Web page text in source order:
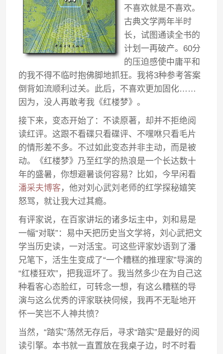
不喜欢就是不喜欢。
古典文学两年半时
长，试图通读全书的
计划一再破产。60分
的压迫感使中庸平和
的我不得不临时抱佛脚地抓狂。我将3种参考答案
倒背如流顺利过关。此后，不喜欢更加固化……
因为，没人再敢考我《红楼梦》。
接下来，变态开始了：不读原著，却并不拒绝阅
读红评。这跟不看碟只看碟评、不嘿咻只看毛片
的情形差不多。不过如此变态并非主动，而是被
动。《红楼梦》乃至红学的热浪是一个长达数十
年的盛暑，你想避暑谈何容易？比如，今早闲看
潘采夫博客 ，他对刘心武刘老师的红学探秘嬉笑
怒骂，就让我大过其瘾。
有评家说，在百家讲坛的诸多坛主中，刘和易是
一幅“对联”：易中天把历史当文学将，刘心武把文
学当历史读，一对活宝。可这些评家妙语到了潘
兄笔下，活生生变成了“一个糟糕的推理家”导演的
“红楼狂欢”，把我逗坏了。我当然多少在为自己这
种看客心态脸红，可转念一想，有这么糟糕的导
演与这么优秀的评家联袂伺候，我再不无耻地开
怀一笑岂不人神共愤？
当然，“踏实”荡然无存后，寻求“踏实”是最好的阅
读引擎。本书就一直置放在我桌子边，时不时看